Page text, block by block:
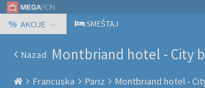
% AKCIJE SMEŠTAJ
Nazad Montbriand hotel - City
Francuska Pariz Montbriand hotel -